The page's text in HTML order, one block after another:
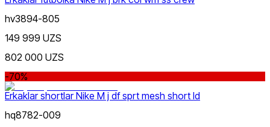
hv3894-805
149 999 UZS
802 000 UZS
-70%
Erkaklar shortlar Nike M j df sprt mesh short ld
hq8782-009